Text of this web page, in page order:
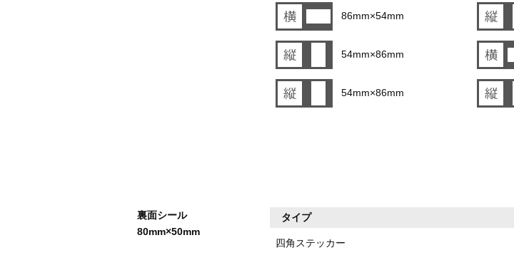
86mm×54mm
54mm×86mm
54mm×86mm
裏面シール
80mm×50mm
タイプ
四角ステッカー